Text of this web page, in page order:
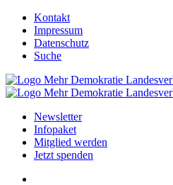
Kontakt
Impressum
Datenschutz
Suche
Newsletter
Infopaket
Mitglied werden
Jetzt spenden